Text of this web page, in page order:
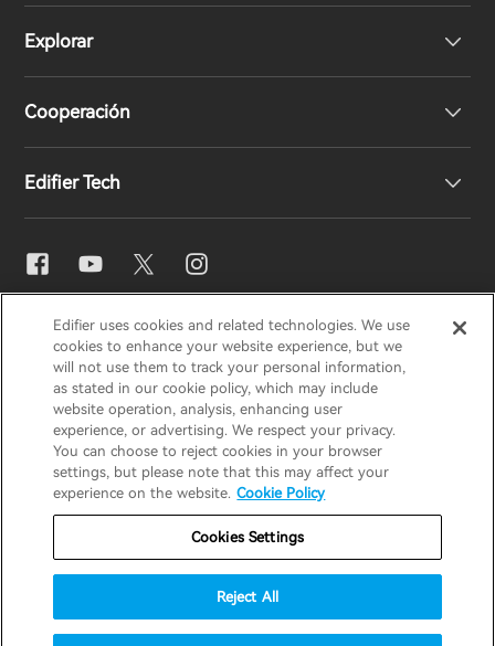
Altavoces
Soporte del producto
Declaración de conformidad de la UE
Explorar
Nuestra historia
Cooperación
Conviértase en distribuidor
Edifier Tech
Ajuste de ecualizador
Snapdragon Sound™
Streaming de música
EDIFIER AIRPULSESTAXHECATE
Aviso de privacidadAviso de cookies
Política de garantía
Términos de uso
No vender mi información
Seguridad
España / Español
Copyright © 2026 Edifier. Todos los derechos
Edifier uses cookies and related technologies. We use
cookies to enhance your website experience, but we
will not use them to track your personal information,
as stated in our cookie policy, which may include
website operation, analysis, enhancing user
experience, or advertising. We respect your privacy.
You can choose to reject cookies in your browser
settings, but please note that this may affect your
experience on the website. Cookie Policy
Cookies Settings
Reject All